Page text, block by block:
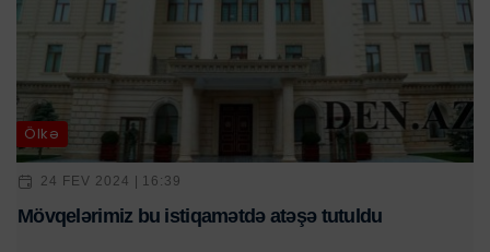
Ölkə
24 FEV 2024 | 16:39
Mövqelərimiz bu istiqamətdə atəşə tutuldu